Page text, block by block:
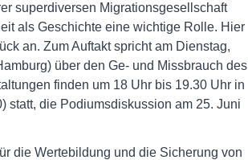
superdiversen Migrationsgesellschaft
als Geschichte eine wichtige Rolle. Hier
an. Zum Auftakt spricht am Dienstag,
über den Ge- und Missbrauch des
finden um 18 Uhr bis 19.30 Uhr in
statt, die Podiumsdiskussion am 25. Juni
die Wertebildung und die Sicherung von